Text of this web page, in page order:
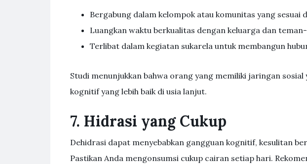
Bergabung dalam kelompok atau komunitas yang sesuai
Luangkan waktu berkualitas dengan keluarga dan
Terlibat dalam kegiatan sukarela untuk membangun
Studi menunjukkan bahwa orang yang memiliki jaringan
kognitif yang lebih baik di usia lanjut.
7. Hidrasi yang Cukup
Dehidrasi dapat menyebabkan gangguan kognitif, kesulitan
Pastikan Anda mengonsumsi cukup cairan setiap hari.